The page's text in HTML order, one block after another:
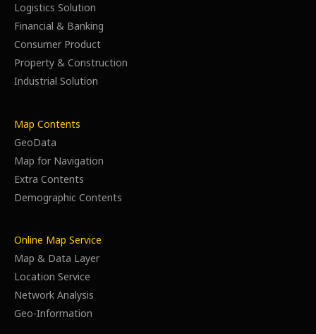
Logistics Solution
Financial & Banking
Consumer Product
Property & Construction
Industrial Solution
Map Contents
GeoData
Map for Navigation
Extra Contents
Demographic Contents
Online Map Service
Map & Data Layer
Location Service
Network Analysis
Geo-Information